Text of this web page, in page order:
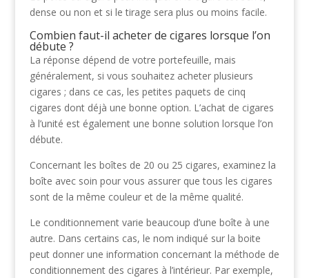
dense ou non et si le tirage sera plus ou moins facile.
Combien faut-il acheter de cigares lorsque l’on
débute ?
La réponse dépend de votre portefeuille, mais
généralement, si vous souhaitez acheter plusieurs
cigares ; dans ce cas, les petites paquets de cinq
cigares dont déjà une bonne option. L’achat de cigares
à l’unité est également une bonne solution lorsque l’on
débute.
Concernant les boîtes de 20 ou 25 cigares, examinez la
boîte avec soin pour vous assurer que tous les cigares
sont de la même couleur et de la même qualité.
Le conditionnement varie beaucoup d’une boîte à une
autre. Dans certains cas, le nom indiqué sur la boite
peut donner une information concernant la méthode de
conditionnement des cigares à l’intérieur. Par exemple,